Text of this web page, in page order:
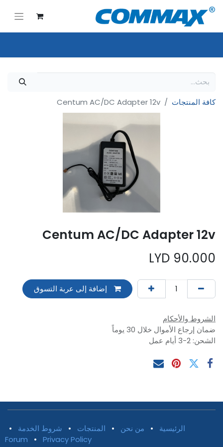
كافة المنتجات Centum AC/DC Adapter 12v
Centum AC/DC Adapter 12v
90.000
إضافة إلى عربة التسوق
الشروط والأحكام
ضمان إرجاع الأموال خلال 30 يوماً
الشحن: 2-3 أيام عمل
الرئيسية • من نحن • المنتجات • شروط الخدمة
•
Privacy Policy
•
Forum